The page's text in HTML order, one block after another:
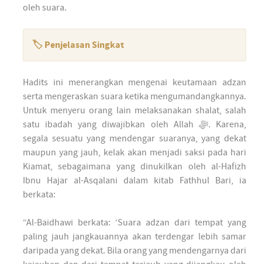
oleh suara.
🏷️ Penjelasan Singkat
Hadits ini menerangkan mengenai keutamaan adzan
serta mengeraskan suara ketika mengumandangkannya.
Untuk menyeru orang lain melaksanakan shalat, salah
satu ibadah yang diwajibkan oleh Allah ﷻ. Karena,
segala sesuatu yang mendengar suaranya, yang dekat
maupun yang jauh, kelak akan menjadi saksi pada hari
Kiamat, sebagaimana yang dinukilkan oleh al-Hafizh
Ibnu Hajar al-Asqalani dalam kitab Fathhul Bari, ia
berkata:
“Al-Baidhawi berkata: ‘Suara adzan dari tempat yang
paling jauh jangkauannya akan terdengar lebih samar
daripada yang dekat. Bila orang yang mendengarnya dari